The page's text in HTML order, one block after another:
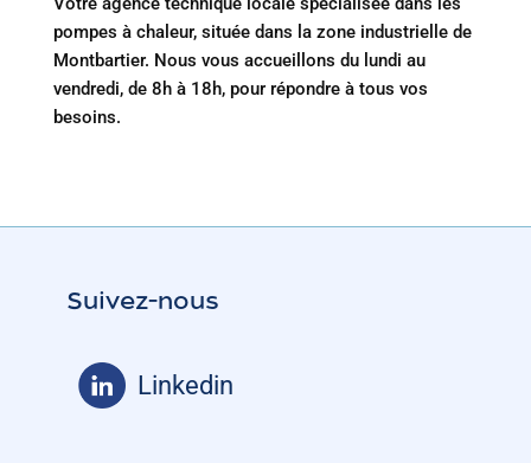
pompes à chaleur, située dans la zone industrielle de
Montbartier. Nous vous accueillons du lundi au
vendredi, de 8h à 18h, pour répondre à tous vos
besoins.
Suivez-nous
Linkedin